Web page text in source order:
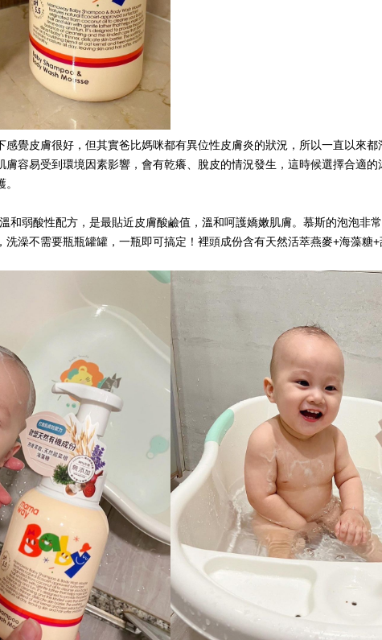
感覺皮膚很好，但其實爸比媽咪都有異位性皮膚炎的狀況，所以一直以來
膚容易受到環境因素影響，會有乾癢、脫皮的情況發生，這時候選擇合適
和弱酸性配方，是最貼近皮膚酸鹼值，溫和呵護嬌嫩肌膚。慕斯的泡泡非
洗澡不需要瓶瓶罐罐，一瓶即可搞定！裡頭成份含有天然活萃燕麥+海藻糖